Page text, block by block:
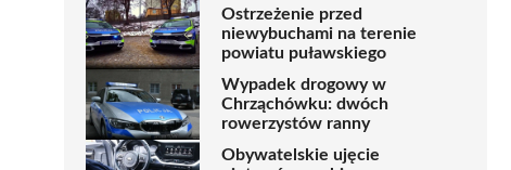
Ostrzeżenie przed
niewybuchami na terenie
powiatu puławskiego
Wypadek drogowy w
Chrząchówku: dwóch
rowerzystów ranny
Obywatelskie ujęcie